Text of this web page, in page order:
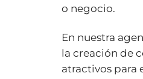
o negocio.
En nuestra
la creación de
atractivos para